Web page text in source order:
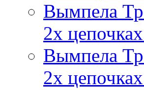
Вымпела
2х
Вымпела
2х